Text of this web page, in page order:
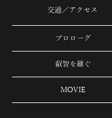
交通／アクセス
プロローグ
叡智を継ぐ
MOVIE